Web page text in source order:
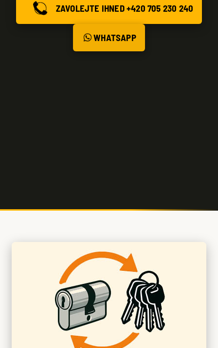
ZAVOLEJTE IHNED +420 705 230 240
WHATSAPP